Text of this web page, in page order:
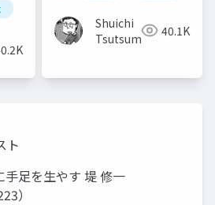
Shuichi
Tsutsumi
40.1K
ト
手足を生やす 堤 修一
）